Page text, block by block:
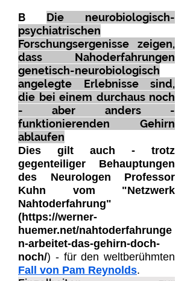
B Die neurobiologisch-
psychiatrischen
Forschungsergenisse zeigen,
dass Nahoderfahrungen
genetisch-neurobiologisch
angelegte Erlebnisse sind,
die bei einem durchaus noch
- aber anders -
funktionierenden Gehirn
ablaufen
Dies gilt auch - trotz
gegenteiliger Behauptungen
des Neurologen Professor
Kuhn vom "Netzwerk
Nahtoderfahrung"
(https://werner-
huemer.net/nahtoderfahrunge
n-arbeitet-das-gehirn-doch-
noch/) - für den weltberühmten
Fall von Pam Reynolds.